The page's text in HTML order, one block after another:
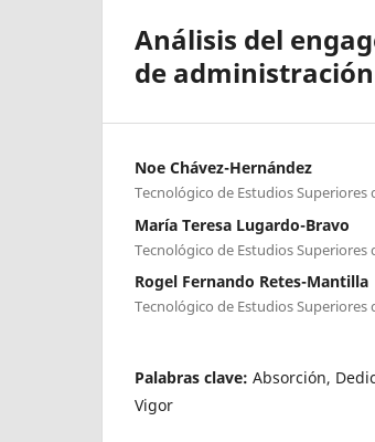
Análisis del
de
Noe Chávez-Hernández
Tecnológico de Estudios Superiores
María Teresa Lugardo-Bravo
Tecnológico de Estudios Superiores
Rogel Fernando Retes-Mantilla
Tecnológico de Estudios Superiores
Palabras clave: Absorción,
Vigor